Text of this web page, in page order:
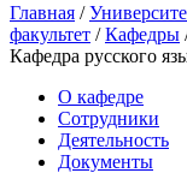
Главная /
факультет /Кафедры
Кафедра русского
О кафедре
Сотрудники
Деятельность
Документы